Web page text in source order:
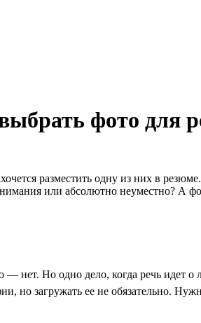
фото для
разместить одну из них в
или абсолютно неуместно? А
нет. Но одно дело, когда речь идет
но загружать ее не обязательно.